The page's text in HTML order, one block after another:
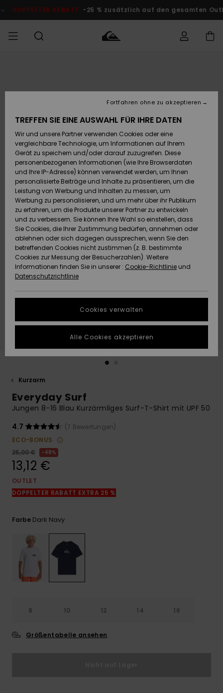
Produktinformation
DOPPELTER RABATT -25 % zusätzlich auf den gesamten
Accessoires
Schuhe&
Flip-Flops
Surf
Snow
Brandneu
Highlights
Accessoires
Schuhe&
Flip-Flops
Surf
Snow
Brandneu
Highlights
FRAUEN
Brandneu
Highlights
Snow
SURF
Kinder
Highlights
Community
SNOW
Snow Shop
Kinder
Snow Shop
Damen
Highlights
Community
DOPPELTER
RABATT
KINDER
Outlet
Frauen
HILFE & KONTAKT
Retouren
Bezahlung
Geschenkkarte
Quiksilver
Freedom
Datenschutz
Starten Sie eine
um die
schnellste
Antwort auf Ihre
erhalten.
Finden Sie
Antworten auf
die häufigsten
Fragen sowie
NACHHALTIGKEIT
SHOPS
QUIKSILVER APP
WUNSCHLISTE
Kurzarm
Everyday Surf
Jungen 8-16 Blau Kurzärmliges Surf-T-Shirt mit UPF 50
4.7
(7 Bewertungen)
ECO-BONUS
25,00 €
48%
13,12 €
OUTLET
DOPPELTER RABATT EXTRA 25 %
Farbe Dark Navy
8 10 12 14 16
Größentabelle ansehen
TREFFEN SIE EINE AUSWAHL FÜR IHRE DATEN
Wir und unsere Partner verwenden Cookies oder eine
vergleichbare Technologie, um Informationen auf Ihrem
Gerät zu speichern und/oder darauf zuzugreifen. Diese
personenbezogenen Informationen (wie Ihre Browserdaten
und Ihre IP-Adresse) können verwendet werden, um Ihnen
personalisierte Beiträge und Inhalte zu präsentieren, um die
Leistung von Werbung und Inhalten zu messen, um
Werbung zu personalisieren, und um mehr über ihr Publikum
zu erfahren, um die Produkte unserer Partner zu entwickeln
und zu verbessern. Sie können Ihre Wahl so einstellen, dass
Sie Cookies, die Ihrer Zustimmung bedürfen, annehmen oder
ablehnen oder sich dagegen aussprechen, wenn Sie den
betreffenden Cookies nicht zustimmen (z. B. bestimmte
Cookies zur Messung der Besucherzahlen). Weitere
Informationen finden Sie in unserer : Cookie-Richtlinie und
Datenschutzrichtlinie
Cookies verwalten
Fortfahren ohne zu akzeptieren
Alle Cookies akzeptieren